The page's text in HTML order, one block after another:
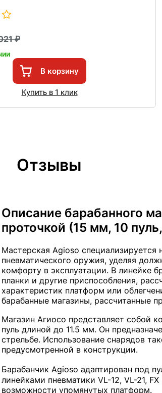
В корзину
Купить в 1 клик
Отзывы
Описание барабанного
проточкой (15 мм, 10
Мастерская Agioso
пневматического оружия, уделяя
комфорту в эксплуатации. В линейке
планки и другие приспособления,
характеристик платформ или
барабанные магазины, рассчитанные
Магазин Агиосо представляет
пуль длиной до 11.5 мм. Он
стрельбе. Использование снарядов
предусмотренной в конструкции.
Барабанчик Agioso адаптирован под
линейками пневматики VL-12, VL-21,
возможности упомянутых платформ.